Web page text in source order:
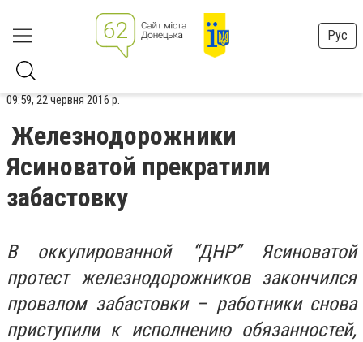
Рус
09:59, 22 червня 2016 р.
Железнодорожники
Ясиноватой прекратили
забастовку
В оккупированной “ДНР” Ясиноватой
протест железнодорожников закончился
провалом забастовки – работники снова
приступили к исполнению обязанностей,